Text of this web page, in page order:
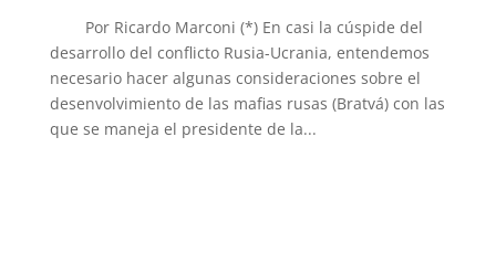
Por Ricardo Marconi (*) En casi la cúspide del
desarrollo del conflicto Rusia-Ucrania, entendemos
necesario hacer algunas consideraciones sobre el
desenvolvimiento de las mafias rusas (Bratvá) con las
que se maneja el presidente de la...